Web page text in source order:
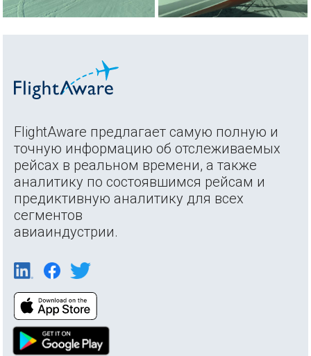
FlightAware предлагает самую полную и
точную информацию об отслеживаемых
рейсах в реальном времени, а также
аналитику по состоявшимся рейсам и
предиктивную аналитику для всех
сегментов
авиаиндустрии.